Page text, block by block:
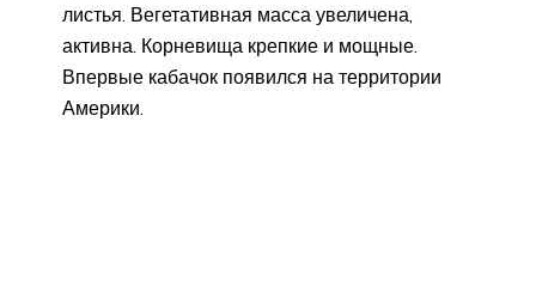
листья. Вегетативная масса увеличена,
активна. Корневища крепкие и мощные.
Впервые кабачок появился на территории
Америки.